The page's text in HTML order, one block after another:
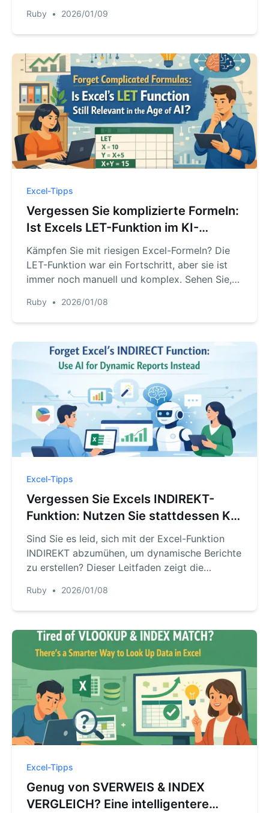
Methode. Erfahren Sie, wie eine Excel-KI
Volumen und Flächen für Sie berechnet, indem
Ruby • 2026/01/09
Excel-Tipps
Vergessen Sie komplizierte Formeln:
Ist Excels LET-Funktion im KI-
Zeitalter noch relevant?
Kämpfen Sie mit riesigen Excel-Formeln? Die
LET-Funktion war ein Fortschritt, aber sie ist
immer noch manuell und komplex. Sehen Sie,
komplett umgehen und Ergebnisse einfach
durch eine Frage in natürlicher Sprache
Ruby • 2026/01/08
Excel-Tipps
Vergessen Sie Excels INDIREKT-
Funktion: Nutzen Sie stattdessen KI
für dynamische Berichte
Sind Sie es leid, sich mit der Excel-Funktion
INDIREKT abzumühen, um dynamische Berichte
zu erstellen? Dieser Leitfaden zeigt die
stellt einen schnelleren, fehlerfreien Weg vor,
bei dem ein Excel-KI-Agent dynamische
handhabt.
Ruby • 2026/01/08
Excel-Tipps
Genug von SVERWEIS & INDEX
VERGLEICH? Eine intelligentere